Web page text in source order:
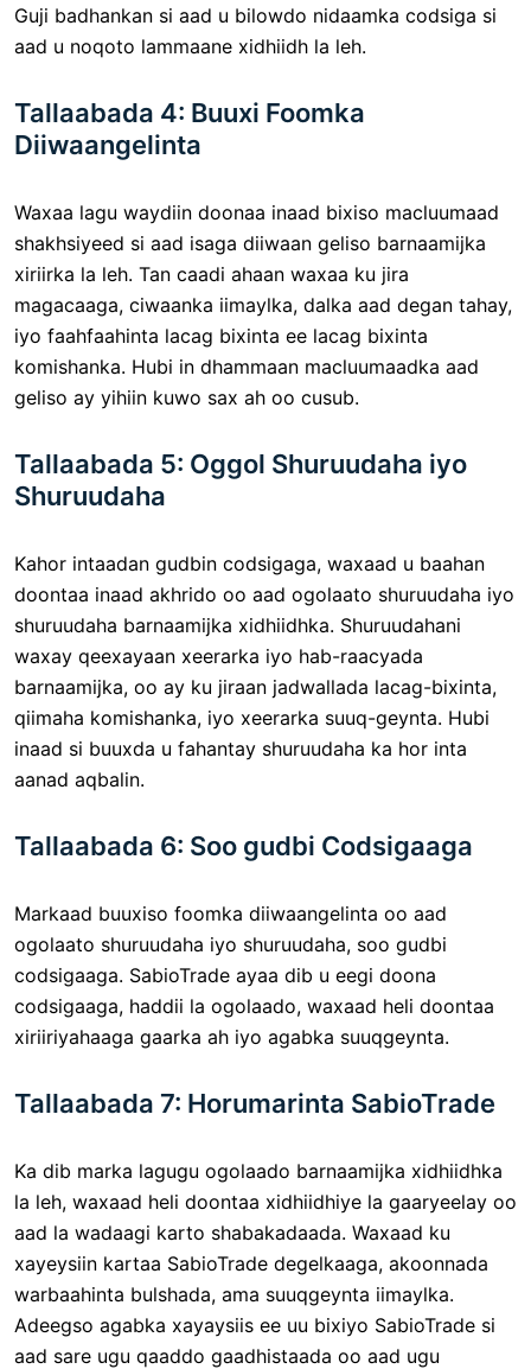
Guji badhankan si aad u bilowdo nidaamka codsiga si
aad u noqoto lammaane xidhiidh la leh.
Tallaabada 4: Buuxi Foomka
Diiwaangelinta
Waxaa lagu waydiin doonaa inaad bixiso macluumaad
shakhsiyeed si aad isaga diiwaan geliso barnaamijka
xiriirka la leh. Tan caadi ahaan waxaa ku jira
magacaaga, ciwaanka iimaylka, dalka aad degan tahay,
iyo faahfaahinta lacag bixinta ee lacag bixinta
komishanka. Hubi in dhammaan macluumaadka aad
geliso ay yihiin kuwo sax ah oo cusub.
Tallaabada 5: Oggol Shuruudaha iyo
Shuruudaha
Kahor intaadan gudbin codsigaga, waxaad u baahan
doontaa inaad akhrido oo aad ogolaato shuruudaha iyo
shuruudaha barnaamijka xidhiidhka. Shuruudahani
waxay qeexayaan xeerarka iyo hab-raacyada
barnaamijka, oo ay ku jiraan jadwallada lacag-bixinta,
qiimaha komishanka, iyo xeerarka suuq-geynta. Hubi
inaad si buuxda u fahantay shuruudaha ka hor inta
aanad aqbalin.
Tallaabada 6: Soo gudbi Codsigaaga
Markaad buuxiso foomka diiwaangelinta oo aad
ogolaato shuruudaha iyo shuruudaha, soo gudbi
codsigaaga. SabioTrade ayaa dib u eegi doona
codsigaaga, haddii la ogolaado, waxaad heli doontaa
xiriiriyahaaga gaarka ah iyo agabka suuqgeynta.
Tallaabada 7: Horumarinta SabioTrade
Ka dib marka lagugu ogolaado barnaamijka xidhiidhka
la leh, waxaad heli doontaa xidhiidhiye la gaaryeelay oo
aad la wadaagi karto shabakadaada. Waxaad ku
xayeysiin kartaa SabioTrade degelkaaga, akoonnada
warbaahinta bulshada, ama suuqgeynta iimaylka.
Adeegso agabka xayaysiis ee uu bixiyo SabioTrade si
aad sare ugu qaaddo gaadhistaada oo aad ugu